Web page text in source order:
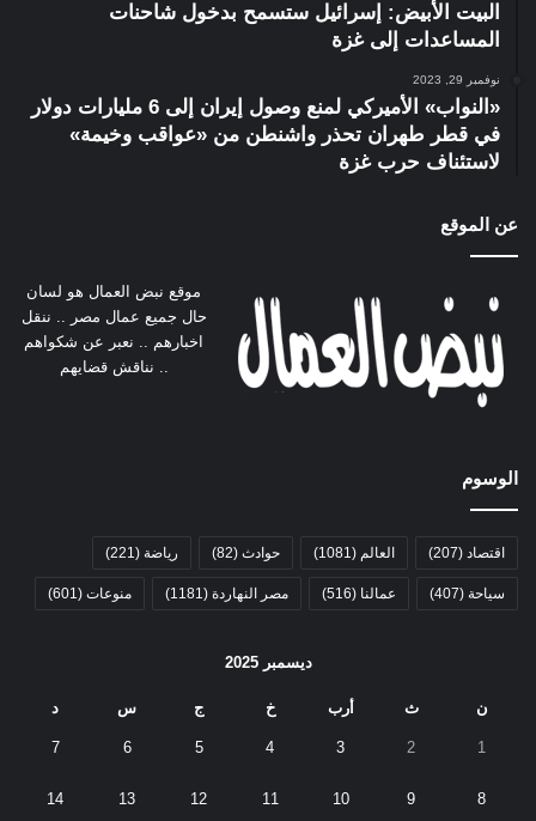
البيت الأبيض: إسرائيل ستسمح بدخول شاحنات
المساعدات إلى غزة
نوفمبر 29, 2023
«النواب» الأميركي لمنع وصول إيران إلى 6 مليارات دولار
في قطر طهران تحذر واشنطن من «عواقب وخيمة»
لاستئناف حرب غزة
عن الموقع
موقع نبض العمال هو لسان
حال جميع عمال مصر .. ننقل
اخبارهم .. نعبر عن شكواهم
.. نناقش قضايهم
الوسوم
اقتصاد (207) العالم (1081) حوادث (82) رياضة (221)
سياحة (407) عمالنا (516) مصر النهاردة (1181) منوعات (601)
ديسمبر 2025
ن ث أرب خ ج س د
1
2
3
4
5
6
7
8
9
10
11
12
13
14